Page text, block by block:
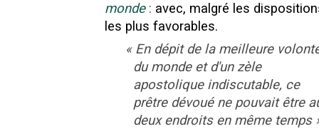
monde : avec, malgré les
les plus favorables.
« En dépit de la meilleure
du monde et d'un zèle
apostolique indiscutable, ce
prêtre dévoué ne pouvait être
deux endroits en même temps